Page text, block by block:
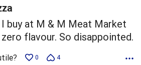
buy at M & M Meat Market
flavour. So disappointed.
0 4